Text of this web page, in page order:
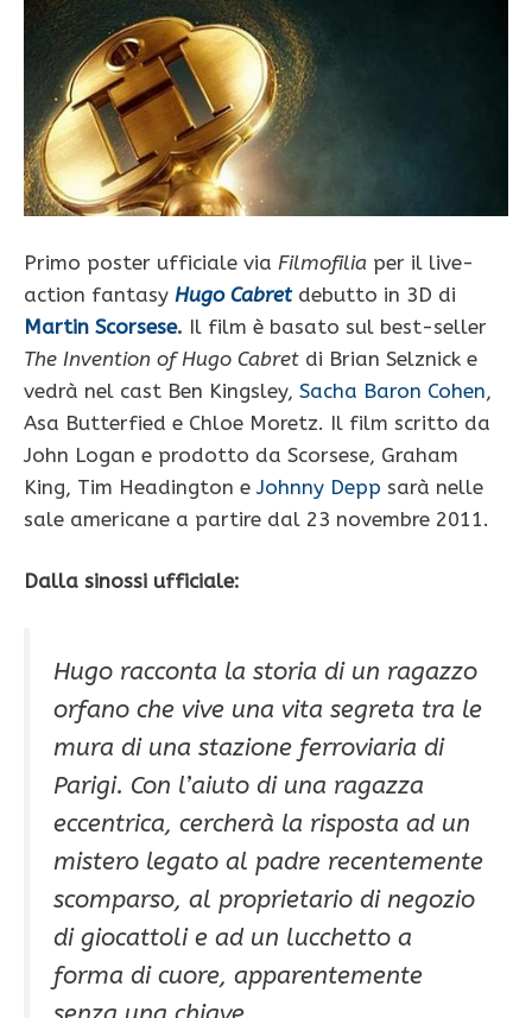
Primo poster ufficiale via Filmofilia per il live-
action fantasy Hugo Cabretdebutto in 3D di
Martin Scorsese. Il film è basato sul best-seller
The Invention of Hugo Cabret di Brian Selznick e
vedrà nel cast Ben Kingsley, Sacha Baron Cohen,
Asa Butterfied e Chloe Moretz. Il film scritto da
John Logan e prodotto da Scorsese, Graham
King, Tim Headington e Johnny Depp sarà nelle
sale americane a partire dal 23 novembre 2011.
Dalla sinossi ufficiale:
Hugo racconta la storia di un ragazzo
orfano che vive una vita segreta tra le
mura di una stazione ferroviaria di
Parigi. Con l’aiuto di una ragazza
eccentrica, cercherà la risposta ad un
mistero legato al padre recentemente
scomparso, al proprietario di negozio
di giocattoli e ad un lucchetto a
forma di cuore, apparentemente